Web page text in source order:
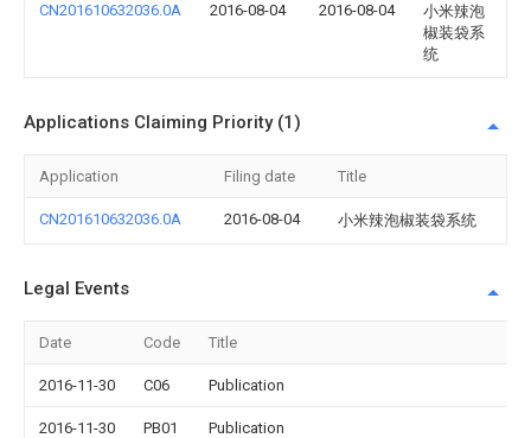
CN201610632036.0A 2016-08-04 2016-08-04
小米辣泡
椒装袋系
统
Applications Claiming Priority (1)
Application Filing date Title
CN201610632036.0A 2016-08-04 小米辣泡椒装袋系统
Legal Events
Date Code Title
2016-11-30 C06 Publication
2016-11-30 PB01 Publication